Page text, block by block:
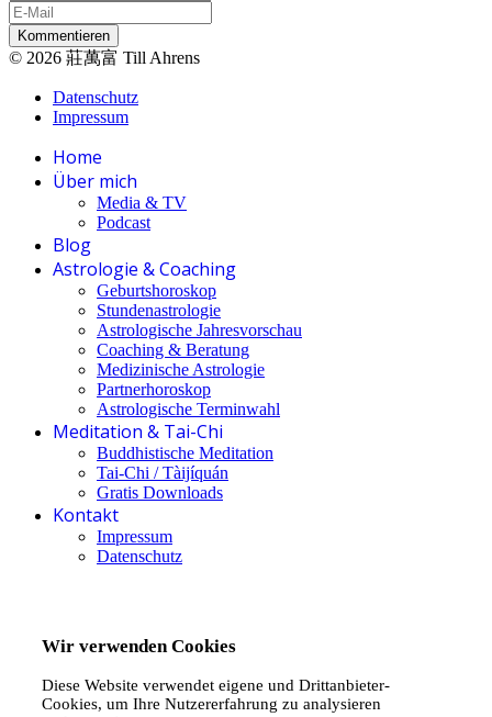
Kommentieren
© 2026 莊萬富 Till Ahrens
Datenschutz
Impressum
Home
Über mich
Media & TV
Podcast
Blog
Astrologie & Coaching
Geburtshoroskop
Stundenastrologie
Astrologische Jahresvorschau
Coaching & Beratung
Medizinische Astrologie
Partnerhoroskop
Astrologische Terminwahl
Meditation & Tai-Chi
Buddhistische Meditation
Tai-Chi / Tàijíquán
Gratis Downloads
Kontakt
Impressum
Datenschutz
Wir verwenden Cookies
Diese Website verwendet eigene und Drittanbieter-
Cookies, um Ihre Nutzererfahrung zu analysieren